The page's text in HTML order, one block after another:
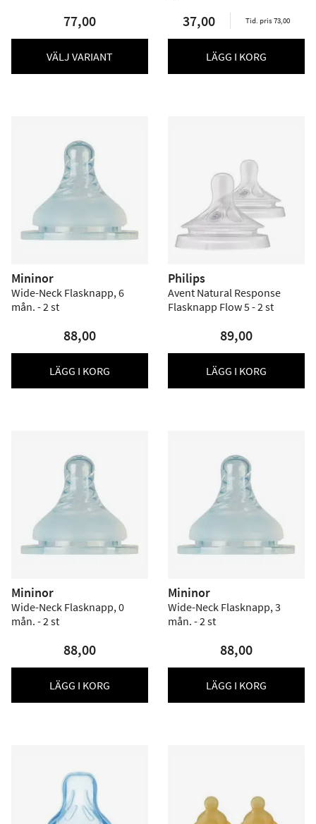
77,00
VÄLJ VARIANT
37,00 Tid. pris 73,00
LÄGG I KORG
Mininor
Wide-Neck Flasknapp, 6
mån. - 2 st
88,00
LÄGG I KORG
Philips
Avent Natural Response
Flasknapp Flow 5 - 2 st
89,00
LÄGG I KORG
Mininor
Wide-Neck Flasknapp, 0
mån. - 2 st
88,00
LÄGG I KORG
Mininor
Wide-Neck Flasknapp, 3
mån. - 2 st
88,00
LÄGG I KORG